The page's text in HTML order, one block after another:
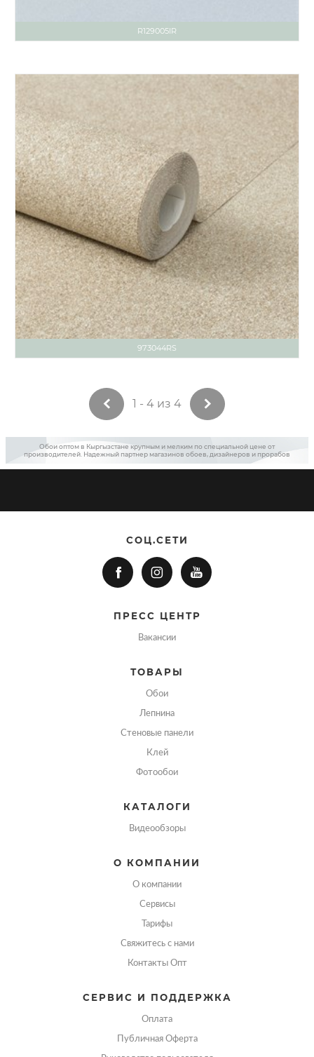
R129005IR
973044RS
1 - 4 из 4
Обои оптом в Кыргызстане крупным и мелким по специальной цене от
производителей. Надежный партнер магазинов обоев, дизайнеров и прорабов
СОЦ.СЕТИ
ПРЕСС ЦЕНТР
Вакансии
ТОВАРЫ
Обои
Лепнина
Стеновые панели
Клей
Фотообои
КАТАЛОГИ
Видеообзоры
О КОМПАНИИ
О компании
Сервисы
Тарифы
Свяжитесь с нами
Контакты Опт
СЕРВИС И ПОДДЕРЖКА
Оплата
Публичная Оферта